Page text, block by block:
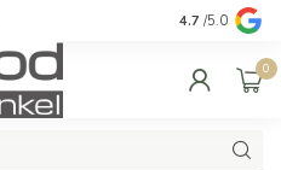
Quality &
4.7 /5.0
0